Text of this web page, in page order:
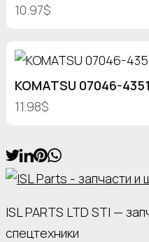
10.97$
KOMATSU 07046-
11.98$
ISL PARTS LTD STI —
спецтехники